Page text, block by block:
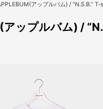
アップルバム) / “N.S.B.” T-
ップルバム) /